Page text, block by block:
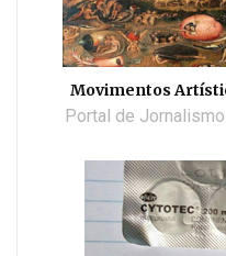
Movimentos
Portal de Jornalismo